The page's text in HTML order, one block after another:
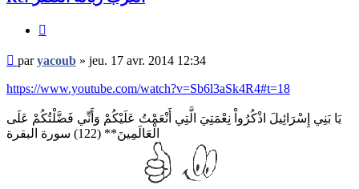
Message
non
lu
paryacoub » jeu. 17 avr. 2014 12:34
https://www.youtube.com/watch?v=Sb6l3aSk4R4#t=18
يَا بَنِي إِسْرَائِيلَ اذْكُرُواْ نِعْمَتِيَ الَّتِي أَنْعَمْتُ عَلَيْكُمْ وَأَنِّي فَضَّلْتُكُمْ عَلَى
الْعَالَمِينَ** (122) سورة البقرة